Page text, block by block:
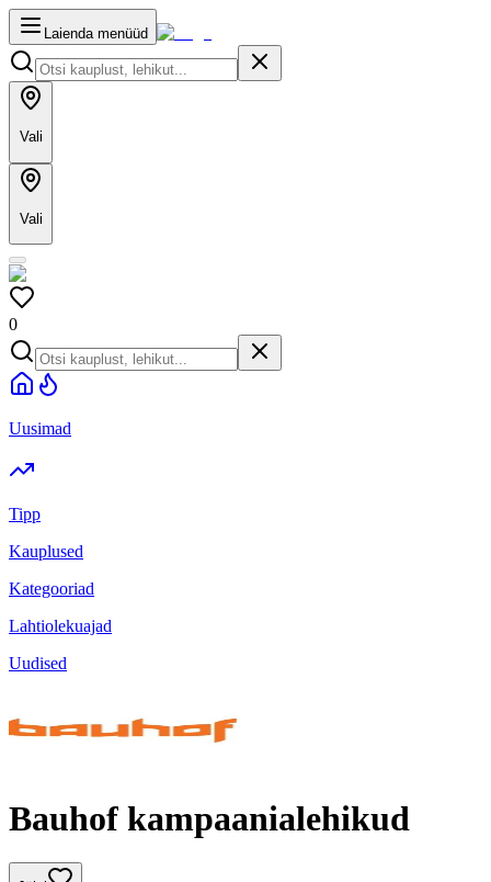
Laienda menüüd
Vali
Vali
0
Uusimad
Tipp
Kauplused
Kategooriad
Lahtiolekuajad
Uudised
Bauhof kampaanialehikud